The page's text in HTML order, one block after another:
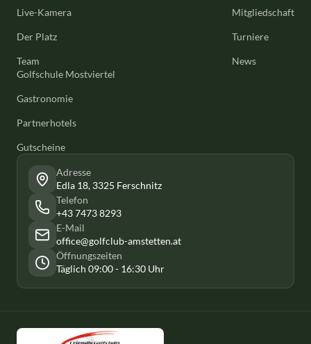
Live-Kamera
Der Platz
Team
Mitgliedschaft
Turniere
News
Golfschule Mostviertel
Gastronomie
Partnerhotels
Gutscheine
Adresse
Edla 18, 3325 Ferschnitz
Telefon
+43 7473 8293
E-Mail
office@golfclub-amstetten.at
Öffnungszeiten
Täglich 09:00 - 16:30 Uhr